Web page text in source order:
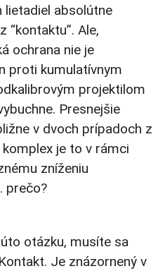
lietadiel absolútne
“kontaktu”. Ale,
ochrana nie je
proti kumulatívnym
projektilom
Presnejšie
v dvoch prípadoch z
je to v rámci
zníženiu
prečo?
otázku, musíte sa
Je znázornený v